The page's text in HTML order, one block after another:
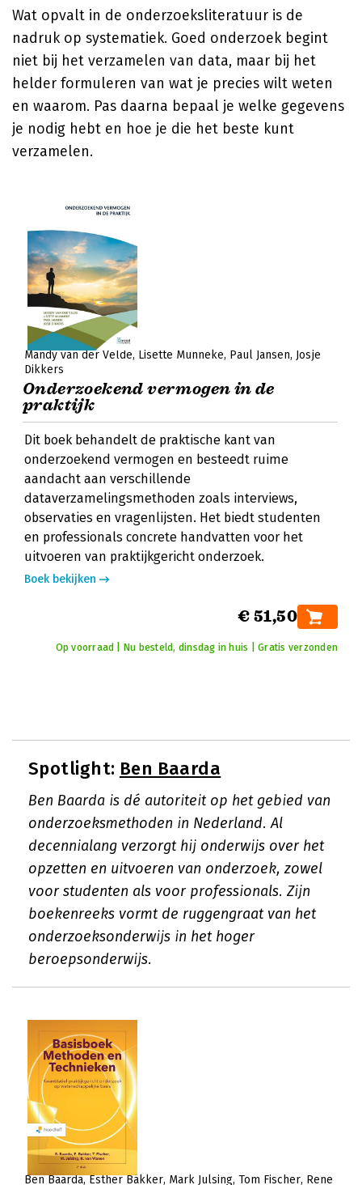
Wat opvalt in de onderzoeksliteratuur is de
nadruk op systematiek. Goed onderzoek begint
niet bij het verzamelen van data, maar bij het
helder formuleren van wat je precies wilt weten
en waarom. Pas daarna bepaal je welke gegevens
je nodig hebt en hoe je die het beste kunt
verzamelen.
Mandy van der Velde Lisette Munneke Paul Jansen Josje
Dikkers
Onderzoekend vermogen in de
praktijk
Dit boek behandelt de praktische kant van
onderzoekend vermogen en besteedt ruime
aandacht aan verschillende
dataverzamelingsmethoden zoals interviews,
observaties en vragenlijsten. Het biedt studenten
en professionals concrete handvatten voor het
uitvoeren van praktijkgericht onderzoek.
Boek bekijken
€ 51,50
Op voorraad | Nu besteld, dinsdag in huis | Gratis verzonden
Spotlight: Ben Baarda
Ben Baarda is dé autoriteit op het gebied van
onderzoeksmethoden in Nederland. Al
decennialang verzorgt hij onderwijs over het
opzetten en uitvoeren van onderzoek, zowel
voor studenten als voor professionals. Zijn
boekenreeks vormt de ruggengraat van het
onderzoeksonderwijs in het hoger
beroepsonderwijs.
Ben Baarda Esther Bakker Mark Julsing Tom Fischer Rene